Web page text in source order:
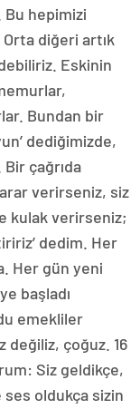
hepimizi
diğeri artık
Eskinin
Bundan bir
dediğimizde,
çağrıda
verirseniz, siz
kulak verirseniz;
dedim. Her
Her gün yeni
başladı
emekliler
değiliz, çoğuz. 16
Siz geldikçe,
ses oldukça sizin